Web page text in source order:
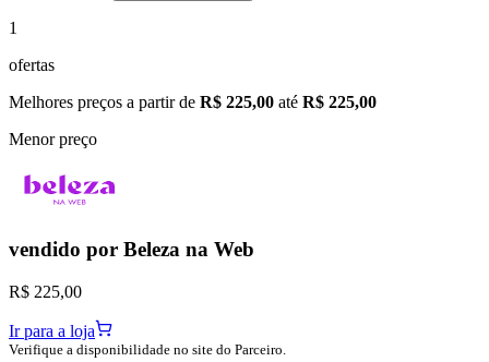
1
ofertas
Melhores preços a partir de R$ 225,00 até R$ 225,00
Menor preço
vendido por Beleza na Web
R$ 225,00
Ir para a loja
Verifique a disponibilidade no site do Parceiro.